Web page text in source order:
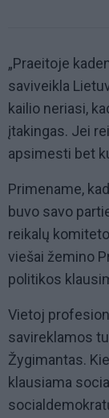
„Praeitoje
saviveikla
kailio neriasi,
įtakingas. Jei
apsimesti bet
Primename,
buvo savo
reikalų
viešai žemino
politikos
Vietoj
savireklamos
Žygimantas.
klausiama